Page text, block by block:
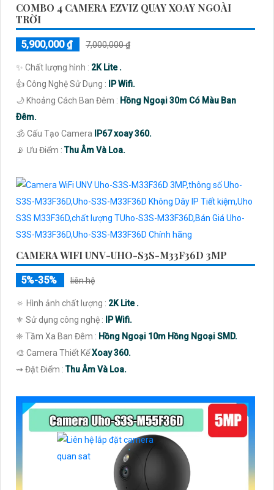
COMBO 4 CAMERA EZVIZ QUAY XOAY NGOÀI
TRỜI
5,900,000 ₫ 7,000,000 ₫
✨ Chất lượng hình : 2K Lite .
👍 Công Nghệ Sử Dụng :
IP Wifi.
🌙 Khoảng Cách Ban Đêm : Hồng Ngoại 30m Có Màu Ban
Ðêm.
🕉️ Cấu Tạo Camera
IP67 xoay 360.
️📡 Ưu Điểm :Thu Âm Và Loa.
CAMERA WIFI UNV-UHO-S3S-M33F36D 3MP
5%-35% liên hệ
🔅 Hình ảnh chất lượng : 2K Lite .
⚜️ Sử dụng công nghệ :
IP Wifi.
❈ Tầm Xa Ban Đêm : Hồng Ngoại 10m Hồng Ngoại SMD.
🎨 Camera Thiết KếXoay 360.
️⇝ Đặt Điểm :Thu Âm Và Loa.